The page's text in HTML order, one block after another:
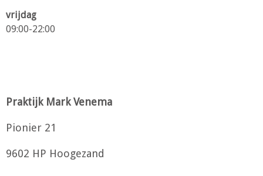
vrijdag
09:00-22:00
Praktijk Mark Venema
Pionier 21
9602 HP Hoogezand